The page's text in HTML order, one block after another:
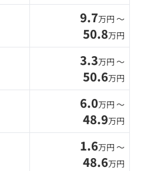
9.7万円 〜
50.8万円
3.3万円 〜
50.6万円
6.0万円 〜
48.9万円
1.6万円 〜
48.6万円